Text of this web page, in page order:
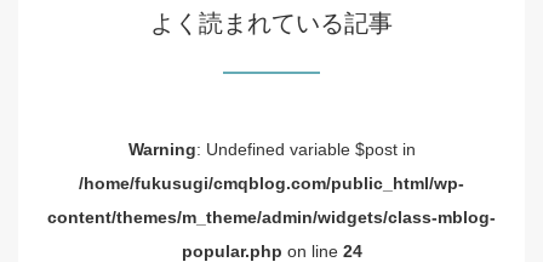
よく読まれている記事
Warning: Undefined variable $post in
/home/fukusugi/cmqblog.com/public_html/wp-
content/themes/m_theme/admin/widgets/class-mblog-
popular.php on line 24